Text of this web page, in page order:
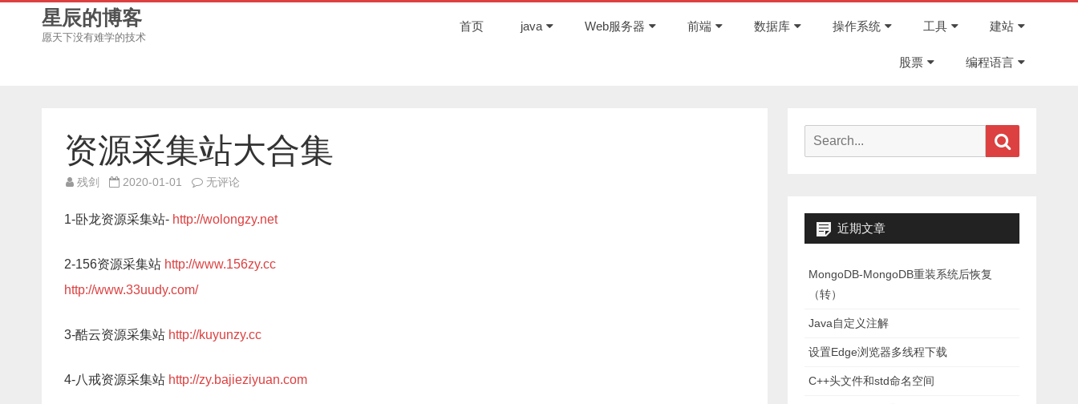
星辰的博客
愿天下没有难学的技术
首页 java Web服务器 前端 数据库 操作系统 工具 建站
股票 编程语言
资源采集站大合集
残剑 2020-01-01
资
集
站
集
无评论
1-卧龙资源采集站- http://wolongzy.net
2-156资源采集站 http://www.156zy.cc
http://www.33uudy.com/
3-酷云资源采集站 http://kuyunzy.cc
4-八戒资源采集站 http://zy.bajieziyuan.com
Search
近期文章
MongoDB-MongoDB重装系统后恢复
（转）
Java自定义注解
设置Edge浏览器多线程下载
C++头文件和std命名空间